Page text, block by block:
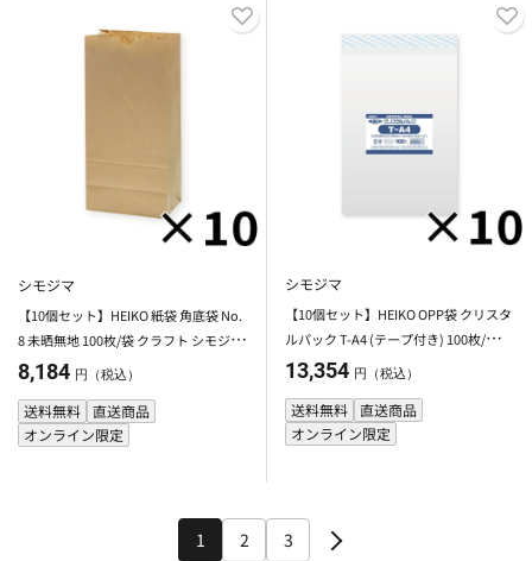
シモジマ
【10個セット】HEIKO 紙袋 角底袋 No.
8 未晒無地 100枚/袋 クラフト シモジマ
【メーカー直送・代引不可】
8,184 円（税込）
送料無料 直送商品
オンライン限定
シモジマ
【10個セット】HEIKO OPP袋 クリスタ
ルパック T-A4 (テープ付き) 100枚/袋
シモジマ 【メーカー直送・代引不可】
13,354 円（税込）
送料無料
直送商品
オンライン限定
1 2 3